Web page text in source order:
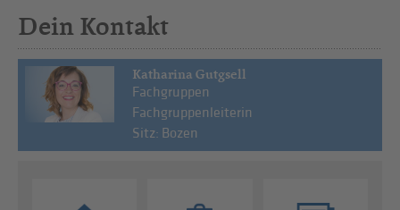
Dein Kontakt
Katharina Gutgsell
Fachgruppen
Fachgruppenleiterin
Sitz: Bozen